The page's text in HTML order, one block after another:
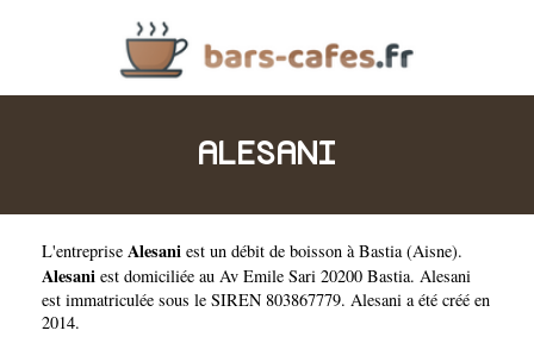
ALESANI
L'entreprise Alesani est un débit de boisson à Bastia(Aisne).
Alesani est domiciliée au Av Emile Sari 20200 Bastia. Alesani
est immatriculée sous le SIREN 803867779. Alesani a été créé en
2014.